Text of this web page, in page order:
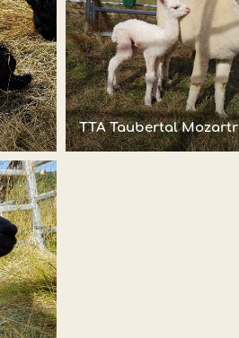
TTA Taubertal Mozartr